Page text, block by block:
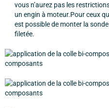
vous n’aurez pas les
un engin à moteur.Pour ceux
est possible de monter la
filetée.
composants
composants